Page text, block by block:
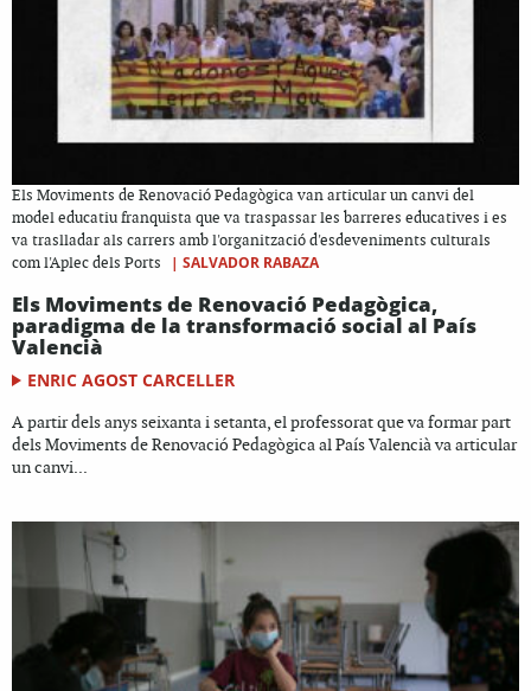
Els Moviments de Renovació Pedagògica van articular un canvi del
model educatiu franquista que va traspassar les barreres educatives i es
va traslladar als carrers amb l'organització d'esdeveniments culturals
com l'Aplec dels Ports
| SALVADOR RABAZA
Els Moviments de Renovació Pedagògica,
paradigma de la transformació social al País
Valencià
ENRIC AGOST CARCELLER
A partir dels anys seixanta i setanta, el professorat que va formar part
dels Moviments de Renovació Pedagògica al País Valencià va articular
un canvi...